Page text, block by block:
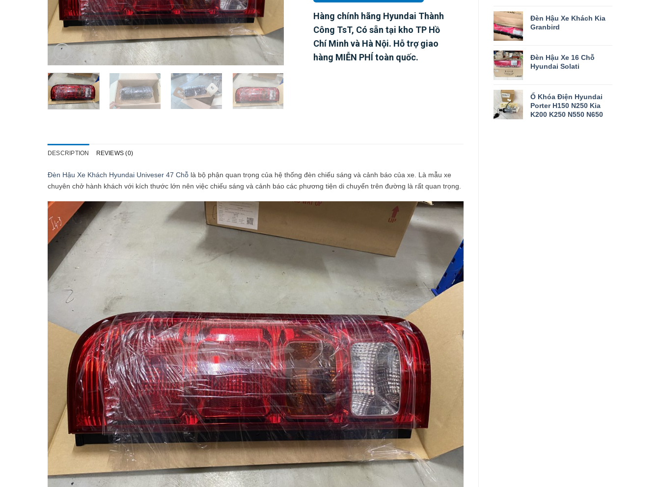
Đèn Hậu Xe Khách Kia
Granbird
Đèn Hậu Xe 16 Chỗ
Hyundai Solati
Ổ Khóa Điện Hyundai
Porter H150 N250 Kia
K200 K250 N550 N650
Hàng chính hãng Hyundai Thành
Công TsT, Có sẵn tại kho TP Hồ
ChíMinh và Hà Nội. Hỗtrợgiao
hàng MIỄN PHÍ toàn quốc.
DESCRIPTION REVIEWS (0)
Đèn Hậu Xe Khách Hyundai Univeser 47 Chỗ là bộ phận quan trọng của hệ thống đèn chiếu sáng và cảnh báo của xe. Là mẫu xe
chuyên chở hành khách với kích thước lớn nên việc chiếu sáng và cảnh báo các phương tiện di chuyển trên đường là rất quan trọng.